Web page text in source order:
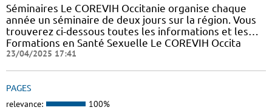
Séminaires Le COREVIH Occitanie organise chaque
année un séminaire de deux jours sur la région. Vous
trouverez ci-dessous toutes les informations et les…
Formations en Santé Sexuelle Le COREVIH Occita
23/04/2025 17:41
PAGES
relevance: 100%